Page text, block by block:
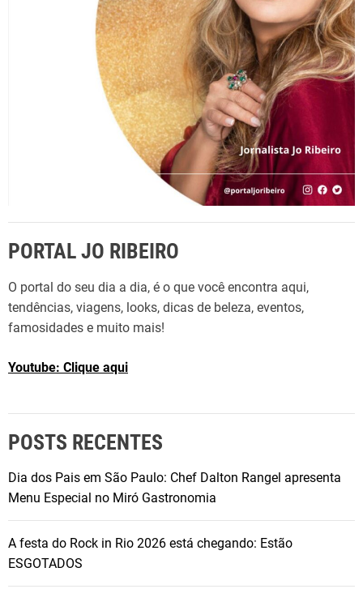
PORTAL JO RIBEIRO
O portal do seu dia a dia, é o que você encontra aqui,
tendências, viagens, looks, dicas de beleza, eventos,
famosidades e muito mais!
Youtube: Clique aqui
POSTS RECENTES
Dia dos Pais em São Paulo: Chef Dalton Rangel apresenta
Menu Especial no Miró Gastronomia
A festa do Rock in Rio 2026 está chegando: Estão
ESGOTADOS